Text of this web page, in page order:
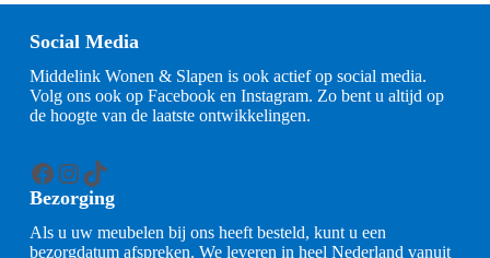
Social Media
Middelink Wonen & Slapen is ook actief op social media.
Volg ons ook op Facebook en Instagram. Zo bent u altijd op
de hoogte van de laatste ontwikkelingen.
Facebook
Instagram
TikTok
Bezorging
Als u uw meubelen bij ons heeft besteld, kunt u een
bezorgdatum afspreken. We leveren in heel Nederland vanuit